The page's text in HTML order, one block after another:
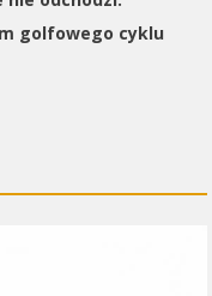
golfowego cyklu